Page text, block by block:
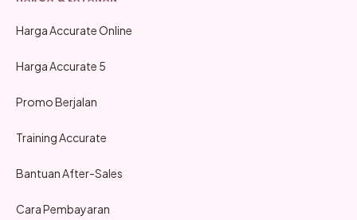
Harga Accurate Online
Harga Accurate 5
Promo Berjalan
Training Accurate
Bantuan After-Sales
Cara Pembayaran